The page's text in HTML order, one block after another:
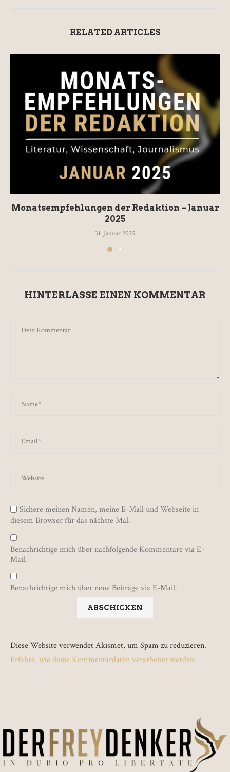
RELATED ARTICLES
Monatsempfehlungen der Redaktion – Januar
2025
31. Januar 2025
HINTERLASSE EINEN KOMMENTAR
Sichere meinen Namen, meine E-Mail und Webseite in
diesem Browser für das nächste Mal.
Benachrichtige mich über nachfolgende Kommentare via E-
Mail.
Benachrichtige mich über neue Beiträge via E-Mail.
Diese Website verwendet Akismet, um Spam zu reduzieren.
Erfahre, wie deine Kommentardaten verarbeitet werden.